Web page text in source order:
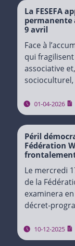
La FESEFA
9 avril
Face à
qui
associative
socioculturel,
de
mobilisation
01-04-2026
Péril
Fédération
Le mercredi
de la
examinera
décret-
trajectoires
2029….
10-12-2025